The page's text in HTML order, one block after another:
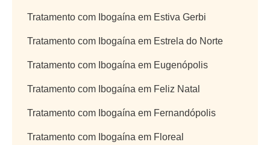
Tratamento com Ibogaína em Estiva Gerbi
Tratamento com Ibogaína em Estrela do Norte
Tratamento com Ibogaína em Eugenópolis
Tratamento com Ibogaína em Feliz Natal
Tratamento com Ibogaína em Fernandópolis
Tratamento com Ibogaína em Floreal